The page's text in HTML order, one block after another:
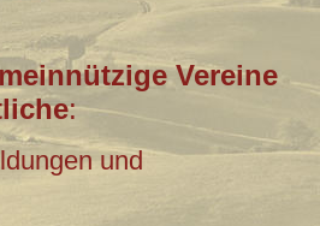
Vereine
:
und